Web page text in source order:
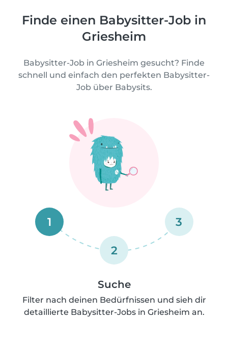
Finde einen Babysitter-Job in
Griesheim
Babysitter-Job in Griesheim gesucht? Finde
schnell und einfach den perfekten Babysitter-
Job über Babysits.
1
2
3
Suche
Filter nach deinen Bedürfnissen und sieh dir
detaillierte Babysitter-Jobs in Griesheim an.